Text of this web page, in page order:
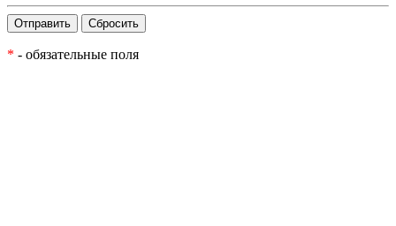
* - обязательные поля